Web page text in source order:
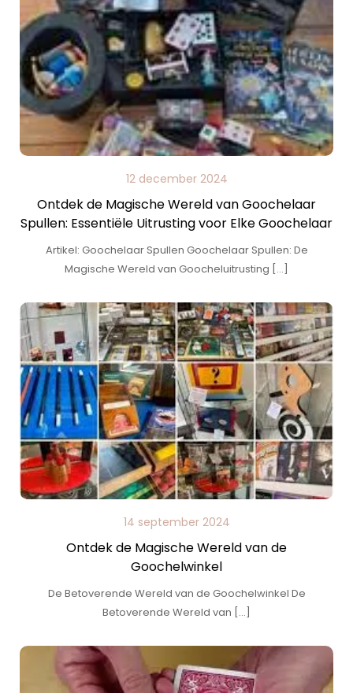
12 december 2024
Ontdek de Magische Wereld van Goochelaar
Spullen: Essentiële Uitrusting voor Elke Goochelaar
Artikel: Goochelaar Spullen Goochelaar Spullen: De
Magische Wereld van Goocheluitrusting […]
14 september 2024
Ontdek de Magische Wereld van de
Goochelwinkel
De Betoverende Wereld van de Goochelwinkel De
Betoverende Wereld van […]